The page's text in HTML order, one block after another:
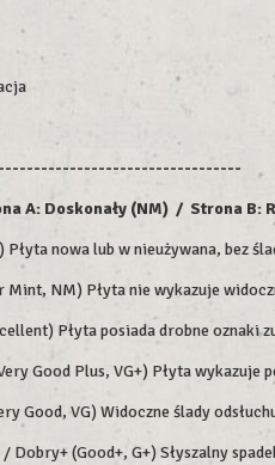
A: Doskonały (NM) / Strona B:
nowa lub w nieużywana, bez
Mint, NM) Płyta nie wykazuje
Płyta posiada drobne oznaki
Good Plus, VG+) Płyta
Good, VG) Widoczne ślady
Dobry+ (Good+, G+) Słyszalny